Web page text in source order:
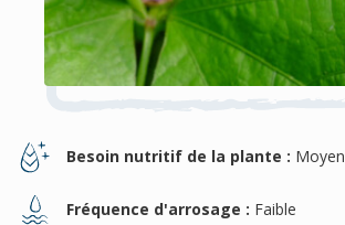
Besoin nutritif de la plante : Moyen
Fréquence d'arrosage : Faible